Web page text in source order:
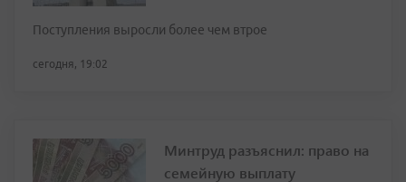
Поступления выросли более чем втрое
сегодня, 19:02
Минтруд разъяснил: право на
семейную выплату